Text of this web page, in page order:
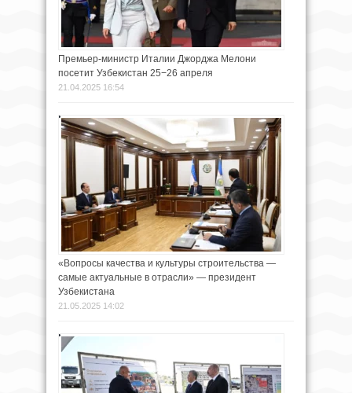
Премьер-министр Италии Джорджа Мелони
посетит Узбекистан 25−26 апреля
21.04.2025 16:54
«Вопросы качества и культуры строительства —
самые актуальные в отрасли» — президент
Узбекистана
21.05.2025 14:02